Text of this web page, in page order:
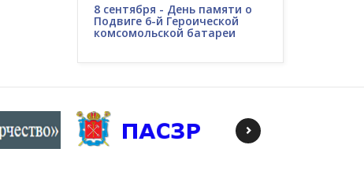
8 сентября - День памяти о
Подвиге 6-й Героической
комсомольской батареи